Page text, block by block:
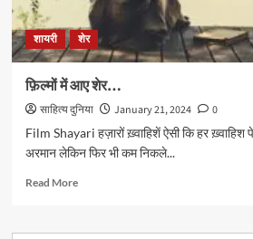
शायरी शेर
फ़िल्मों में आए शेर…
साहित्य दुनिया January 21, 2024
0
Film Shayari हज़ारों ख़्वाहिशें ऐसी कि हर
अरमान लेकिन फिर भी कम निकले...
Read MoreRead
फ़िल्मों